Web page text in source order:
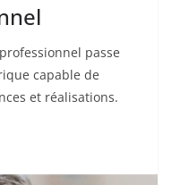
passe
capable de
et réalisations.